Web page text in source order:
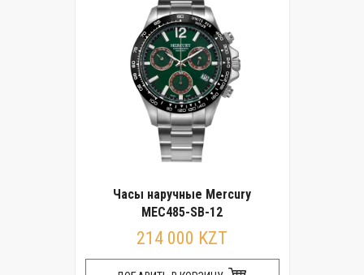
Часы наручные Mercury
MEC485-SB-12
214 000 KZT